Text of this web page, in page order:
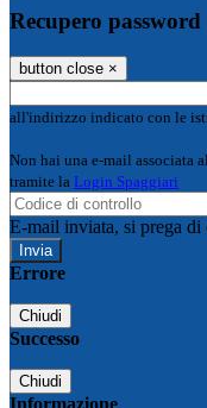
Recupero password
button close ×
all'indirizzo indicato con le
Non hai una e-mail associata
tramite la Login Spaggiari
E-mail inviata, si prega di
Errore
Chiudi
Successo
Chiudi